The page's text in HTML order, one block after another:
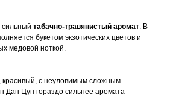
сильный табачно-травянистый аромат. В
букетом экзотических цветов и
медовой ноткой.
красивый, с неуловимым сложным
Дан Цун гораздо сильнее аромата —